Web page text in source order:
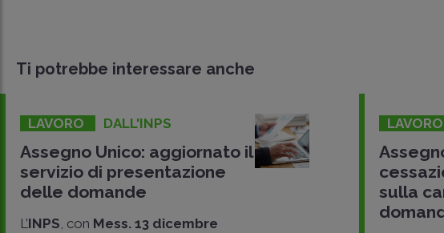
Ti potrebbe interessare anche
LAVORO DALL'INPS
Assegno Unico: aggiornato il
servizio di presentazione
delle domande
L’INPS, con Mess. 13 dicembre
LAVORO
sulla